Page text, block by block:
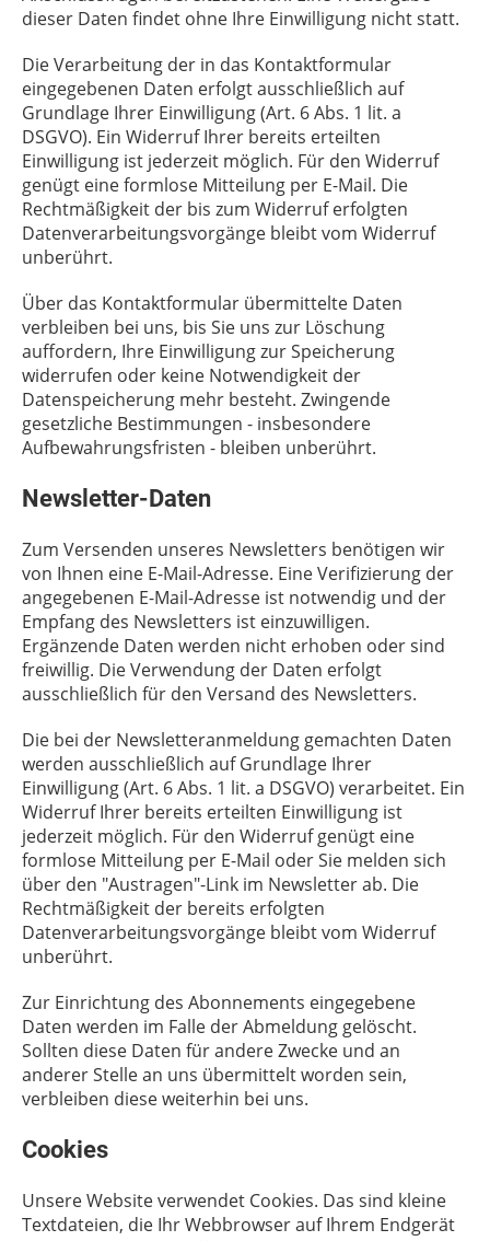
dieser Daten findet ohne Ihre Einwilligung nicht statt.
Die Verarbeitung der in das Kontaktformular
eingegebenen Daten erfolgt ausschließlich auf
Grundlage Ihrer Einwilligung (Art. 6 Abs. 1 lit. a
DSGVO). Ein Widerruf Ihrer bereits erteilten
Einwilligung ist jederzeit möglich. Für den Widerruf
genügt eine formlose Mitteilung per E-Mail. Die
Rechtmäßigkeit der bis zum Widerruf erfolgten
Datenverarbeitungsvorgänge bleibt vom Widerruf
unberührt.
Über das Kontaktformular übermittelte Daten
verbleiben bei uns, bis Sie uns zur Löschung
auffordern, Ihre Einwilligung zur Speicherung
widerrufen oder keine Notwendigkeit der
Datenspeicherung mehr besteht. Zwingende
gesetzliche Bestimmungen - insbesondere
Aufbewahrungsfristen - bleiben unberührt.
Newsletter-Daten
Zum Versenden unseres Newsletters benötigen wir
von Ihnen eine E-Mail-Adresse. Eine Verifizierung der
angegebenen E-Mail-Adresse ist notwendig und der
Empfang des Newsletters ist einzuwilligen.
Ergänzende Daten werden nicht erhoben oder sind
freiwillig. Die Verwendung der Daten erfolgt
ausschließlich für den Versand des Newsletters.
Die bei der Newsletteranmeldung gemachten Daten
werden ausschließlich auf Grundlage Ihrer
Einwilligung (Art. 6 Abs. 1 lit. a DSGVO) verarbeitet. Ein
Widerruf Ihrer bereits erteilten Einwilligung ist
jederzeit möglich. Für den Widerruf genügt eine
formlose Mitteilung per E-Mail oder Sie melden sich
über den "Austragen"-Link im Newsletter ab. Die
Rechtmäßigkeit der bereits erfolgten
Datenverarbeitungsvorgänge bleibt vom Widerruf
unberührt.
Zur Einrichtung des Abonnements eingegebene
Daten werden im Falle der Abmeldung gelöscht.
Sollten diese Daten für andere Zwecke und an
anderer Stelle an uns übermittelt worden sein,
verbleiben diese weiterhin bei uns.
Cookies
Unsere Website verwendet Cookies. Das sind kleine
Textdateien, die Ihr Webbrowser auf Ihrem Endgerät